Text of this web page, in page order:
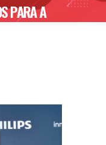
PARA A